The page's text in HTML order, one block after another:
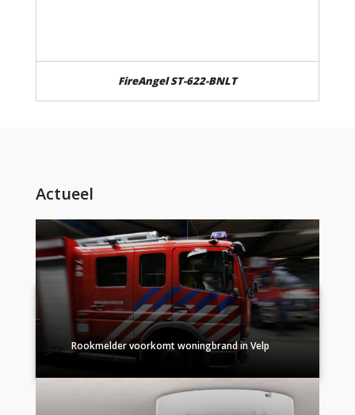
FireAngel ST-622-BNLT
Actueel
Rookmelder voorkomt woningbrand in Velp